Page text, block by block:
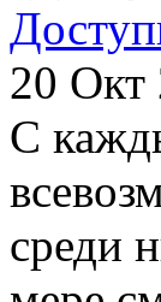
20 Окт
С
среди